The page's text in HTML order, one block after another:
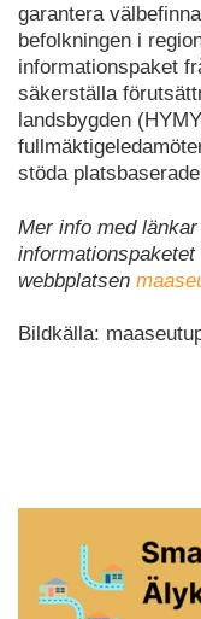
garantera
befolkningen i
informationspaket
säkerställa
landsbygden
stöda
Mer info med
webbplatsen
Bildkälla: